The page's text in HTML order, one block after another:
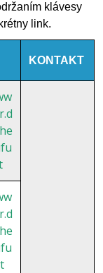
klávesy
link.
KONTAKT